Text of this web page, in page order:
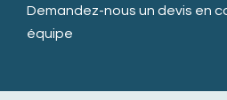
Demandez-nous un devis en
équipe